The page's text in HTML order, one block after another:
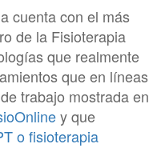
cuenta con el más
de la Fisioterapia
que realmente
que en líneas
trabajo mostrada en
y que
o fisioterapia